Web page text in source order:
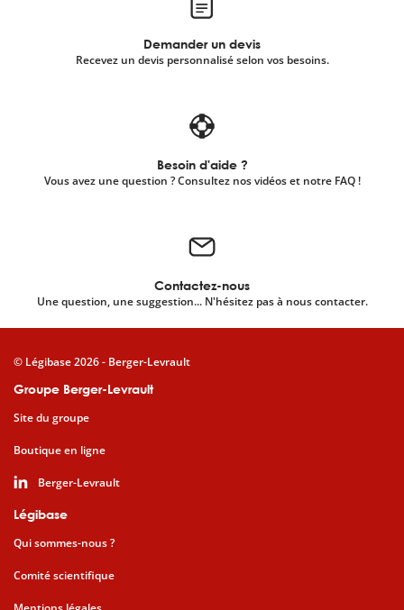
Demander un devis
Recevez un devis personnalisé selon vos besoins.
Besoin d'aide ?
Vous avez une question ? Consultez nos vidéos et notre FAQ !
Contactez-nous
Une question, une suggestion... N'hésitez pas à nous contacter.
Groupe Berger-Levrault
Site du groupe
Boutique en ligne
Berger-Levrault
Légibase
Qui sommes-nous ?
Comité scientifique
© Légibase 2026 - Berger-Levrault